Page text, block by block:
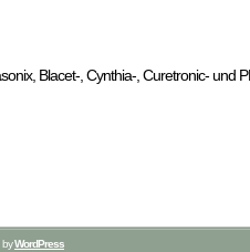
Blacet-, Cynthia-, Curetronic- und
byWordPress